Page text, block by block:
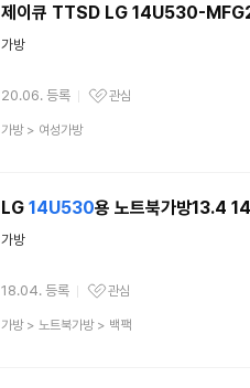
제이큐 TTSD LG 14U530-
가방
20.06. 등록
관심상품
관심
상
가방> 여성가방
LG 14U530용 노트북가방13.4
가방
18.04. 등록
관심상품
관심
상
가방> 노트북가방> 백팩